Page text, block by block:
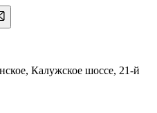
Калужское шоссе, 21-й